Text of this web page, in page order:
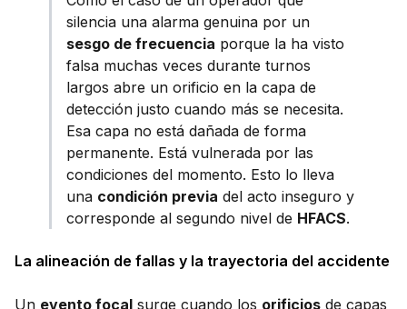
silencia una alarma genuina por un
sesgo de frecuencia porque la ha visto
falsa muchas veces durante turnos
largos abre un orificio en la capa de
detección justo cuando más se necesita.
Esa capa no está dañada de forma
permanente. Está vulnerada por las
condiciones del momento. Esto lo lleva
una condición previa del acto inseguro y
corresponde al segundo nivel de HFACS.
La alineación de fallas y la trayectoria del accidente
Un evento focal surge cuando los orificios de capas